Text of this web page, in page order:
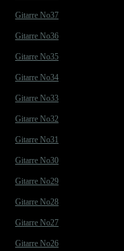
Gitarre No37
Gitarre No36
Gitarre No35
Gitarre No34
Gitarre No33
Gitarre No32
Gitarre No31
Gitarre No30
Gitarre No29
Gitarre No28
Gitarre No27
Gitarre No26